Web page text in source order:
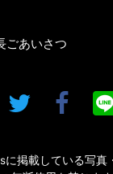
ごあいさつ
に掲載している写真